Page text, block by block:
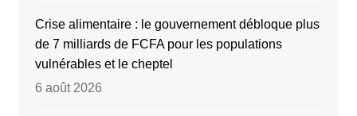
Crise alimentaire : le gouvernement débloque plus
de 7 milliards de FCFA pour les populations
vulnérables et le cheptel
6 août 2026